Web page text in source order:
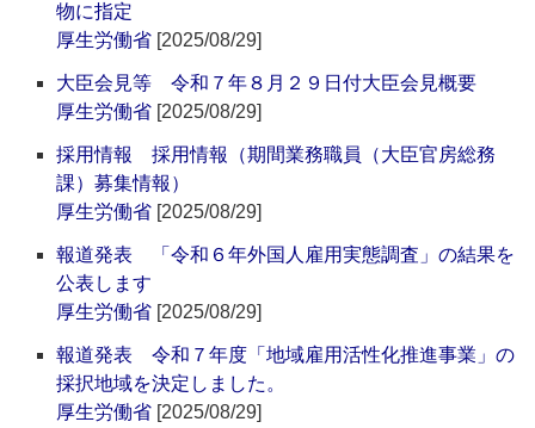
物に指定
厚生労働省 [2025/08/29]
大臣会見等 令和７年８月２９日付大臣会見概要
厚生労働省 [2025/08/29]
採用情報 採用情報（期間業務職員（大臣官房総務
課）募集情報）
厚生労働省 [2025/08/29]
報道発表 「令和６年外国人雇用実態調査」の結果を
公表します
厚生労働省 [2025/08/29]
報道発表 令和７年度「地域雇用活性化推進事業」の
採択地域を決定しました。
厚生労働省 [2025/08/29]